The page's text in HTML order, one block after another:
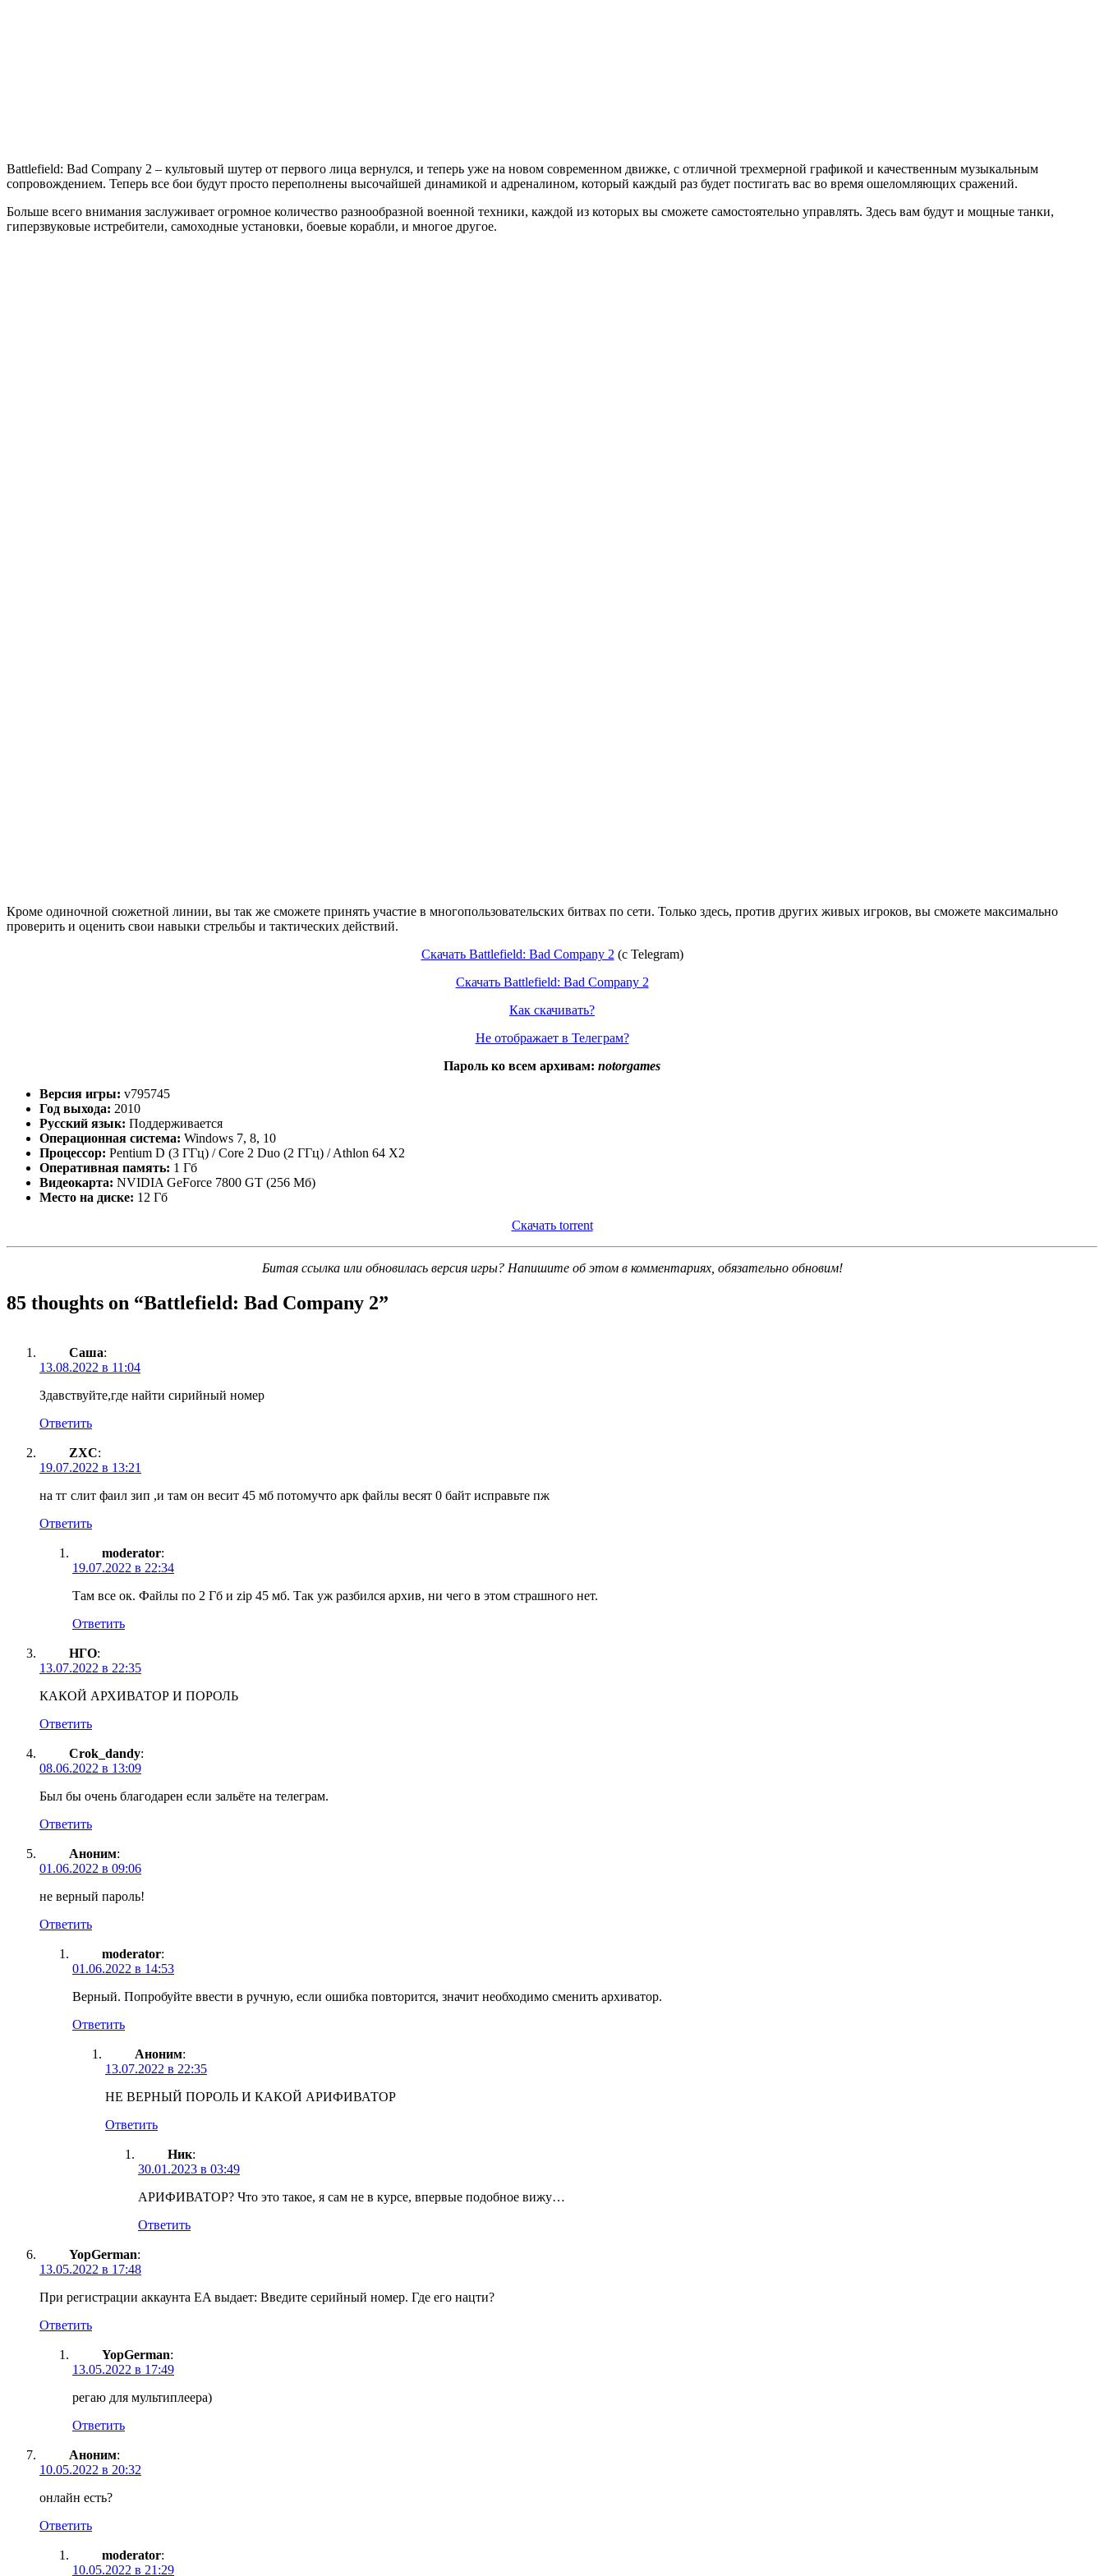
Battlefield: Bad Company 2 – культовый шутер от первого лица вернулся, и теперь уже на новом современном движке, с отличной трехмерной графикой и качественным музыкальным
сопровождением. Теперь все бои будут просто переполнены высочайшей динамикой и адреналином, который каждый раз будет постигать вас во время ошеломляющих сражений.
Больше всего внимания заслуживает огромное количество разнообразной военной техники, каждой из которых вы сможете самостоятельно управлять. Здесь вам будут и мощные танки,
гиперзвуковые истребители, самоходные установки, боевые корабли, и многое другое.
Кроме одиночной сюжетной линии, вы так же сможете принять участие в многопользовательских битвах по сети. Только здесь, против других живых игроков, вы сможете максимально
проверить и оценить свои навыки стрельбы и тактических действий.
Скачать Battlefield: Bad Company 2 (c Telegram)
Скачать Battlefield: Bad Company 2
Как скачивать?
Не отображает в Телеграм?
Пароль ко всем архивам: notorgames
Версия игры: v795745
Год выхода: 2010
Русский язык: Поддерживается
Операционная система: Windows 7, 8, 10
Процессор: Pentium D (3 ГГц) / Core 2 Duo (2 ГГц) / Athlon 64 X2
Оперативная память: 1 Гб
Видеокарта: NVIDIA GeForce 7800 GT (256 Мб)
Место на диске: 12 Гб
Скачать torrent
Битая ссылка или обновилась версия игры? Напишите об этом в комментариях, обязательно обновим!
85 thoughts on “Battlefield: Bad Company 2”
Саша:
13.08.2022 в 11:04
Здавствуйте,где найти сирийный номер
Ответить
ZXC:
19.07.2022 в 13:21
на тг слит фаил зип ,и там он весит 45 мб потомучто арк файлы весят 0 байт исправьте пж
Ответить
moderator:
19.07.2022 в 22:34
Там все ок. Файлы по 2 Гб и zip 45 мб. Так уж разбился архив, ни чего в этом страшного нет.
Ответить
НГО:
13.07.2022 в 22:35
КАКОЙ АРХИВАТОР И ПОРОЛЬ
Ответить
Crok_dandy:
08.06.2022 в 13:09
Был бы очень благодарен если зальёте на телеграм.
Ответить
Аноним:
01.06.2022 в 09:06
не верный пароль!
Ответить
moderator:
01.06.2022 в 14:53
Верный. Попробуйте ввести в ручную, если ошибка повторится, значит необходимо сменить архиватор.
Ответить
Аноним:
13.07.2022 в 22:35
НЕ ВЕРНЫЙ ПОРОЛЬ И КАКОЙ АРИФИВАТОР
Ответить
Ник:
30.01.2023 в 03:49
АРИФИВАТОР? Что это такое, я сам не в курсе, впервые подобное вижу…
Ответить
YopGerman:
13.05.2022 в 17:48
При регистрации аккаунта EA выдает: Введите серийный номер. Где его нацти?
Ответить
YopGerman:
13.05.2022 в 17:49
регаю для мультиплеера)
Ответить
Аноним:
10.05.2022 в 20:32
онлайн есть?
Ответить
moderator:
10.05.2022 в 21:29